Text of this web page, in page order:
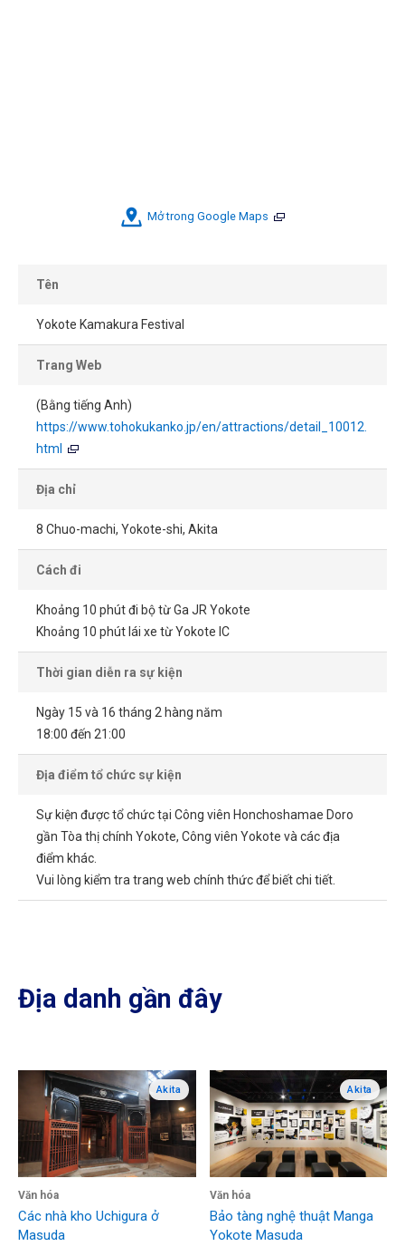
Mở trong Google Maps
Tên
Yokote Kamakura Festival
Trang Web
(Bằng tiếng Anh)
https://www.tohokukanko.jp/en/attractions/detail_10012.
html
Địa chỉ
8 Chuo-machi, Yokote-shi, Akita
Cách đi
Khoảng 10 phút đi bộ từ Ga JR Yokote
Khoảng 10 phút lái xe từ Yokote IC
Thời gian diễn ra sự kiện
Ngày 15 và 16 tháng 2 hàng năm
18:00 đến 21:00
Địa điểm tổ chức sự kiện
Sự kiện được tổ chức tại Công viên Honchoshamae Doro
gần Tòa thị chính Yokote, Công viên Yokote và các địa
điểm khác.
Vui lòng kiểm tra trang web chính thức để biết chi tiết.
Địa danh gần đây
Akita
Văn hóa
Các nhà kho Uchigura ở
Masuda
Akita
Văn hóa
Bảo tàng nghệ thuật Manga
Yokote Masuda